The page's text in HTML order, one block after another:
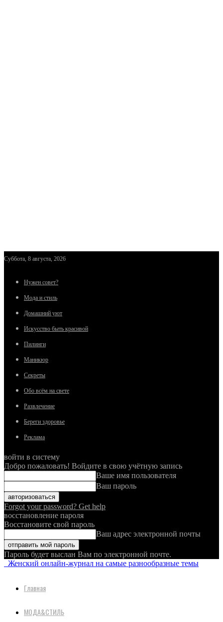
Суббота, 8 августа, 2026
Нужен совет?
Мода и стиль
Домашний уют
Искусство быть красивой
Пилинги
Маникюр
Секреты
Обо всём на свете
Развлечение
Береги здоровье
Реклама
войти в систему
Добро пожаловать! Войдите в свою учётную запись
Ваше имя пользователя
Ваш пароль
Forgot your password? Get help
восстановление пароля
Восстановите свой пароль
Ваш адрес электронной почты
Пароль будет выслан Вам по электронной почте.
Женский онлайн-журнал на самые разнообразные темы
Главная
МОДА&СТИЛЬ